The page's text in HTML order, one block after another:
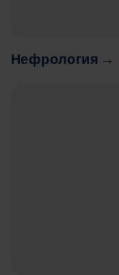
Нефрология →